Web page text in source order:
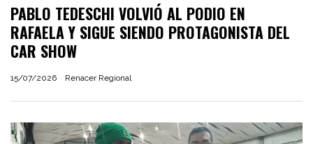
PABLO TEDESCHI VOLVIÓ AL PODIO EN
RAFAELA Y SIGUE SIENDO PROTAGONISTA DEL
CAR SHOW
Renacer Regional
15/07/2026